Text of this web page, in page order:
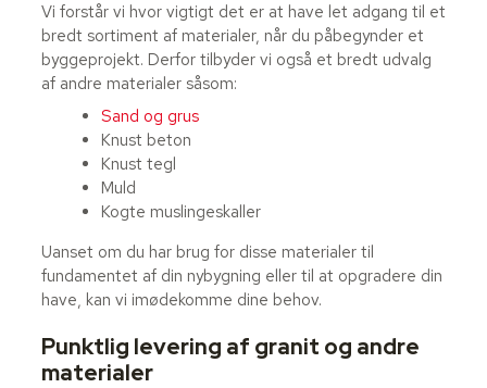
Vi forstår vi hvor vigtigt det er at have let adgang til et
bredt sortiment af materialer, når du påbegynder et
byggeprojekt. Derfor tilbyder vi også et bredt udvalg
af andre materialer såsom:
Sand og grus
Knust beton
Knust tegl
Muld
Kogte muslingeskaller
Uanset om du har brug for disse materialer til
fundamentet af din nybygning eller til at opgradere din
have, kan vi imødekomme dine behov.
Punktlig levering af granit og andre
materialer